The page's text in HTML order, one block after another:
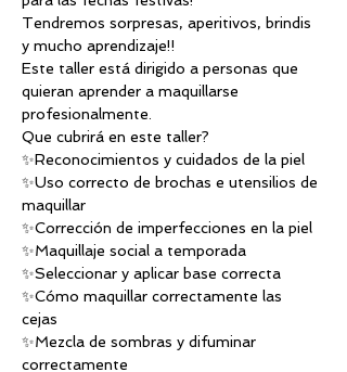
Tendremos sorpresas, aperitivos, brindis
y mucho aprendizaje!!
Este taller está dirigido a personas que
quieran aprender a maquillarse
profesionalmente.
Que cubrirá en este taller?
✨Reconocimientos y cuidados de la piel
✨Uso correcto de brochas e utensilios de
maquillar
✨Corrección de imperfecciones en la piel
✨Maquillaje social a temporada
✨Seleccionar y aplicar base correcta
✨Cómo maquillar correctamente las
cejas
✨Mezcla de sombras y difuminar
correctamente